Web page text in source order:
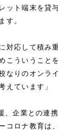
ット端末を貸
す。
対応して積み
こういうこと
なりのオンラ
えています」
、企業との連
コロナ教育は